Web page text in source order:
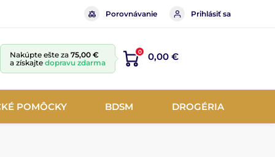
Porovnávanie Prihlásiť sa
Nakúpte ešte za 75,00 €
a získajte dopravu zdarma
0 0,00 €
POMÔCKY BDSM DROGÉRIA